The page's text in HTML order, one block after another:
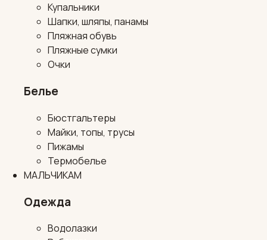
Купальники
Шапки, шляпы, панамы
Пляжная обувь
Пляжные сумки
Очки
Белье
Бюстгальтеры
Майки, топы, трусы
Пижамы
Термобелье
МАЛЬЧИКАМ
Одежда
Водолазки